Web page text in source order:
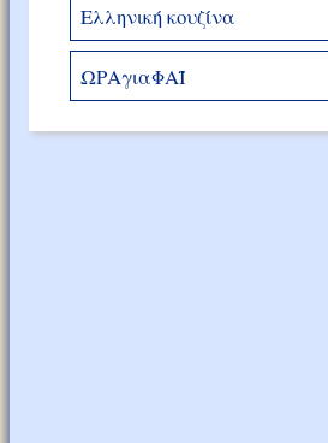
Ελληνική κουζίνα
ΩΡΑγιαΦΑΪ